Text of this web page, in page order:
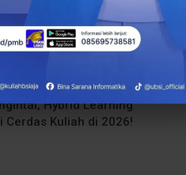
NEXT POST
Hybrid Learning
Cerdas Kuliah di 2026!